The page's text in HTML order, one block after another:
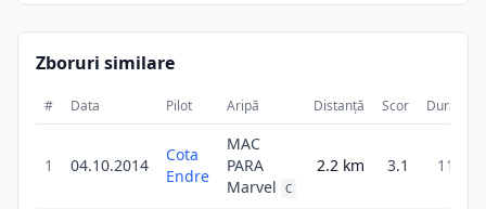
Zboruri similare
# Data Pilot Aripă Distanță Scor Durată
1 04.10.2014
Cota
Endre
MAC
PARA
Marvel
C
2.2 km 3.1 11m